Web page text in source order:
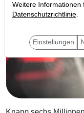
Weitere Informationen
Datenschutzrichtlinie.
Einstellungen